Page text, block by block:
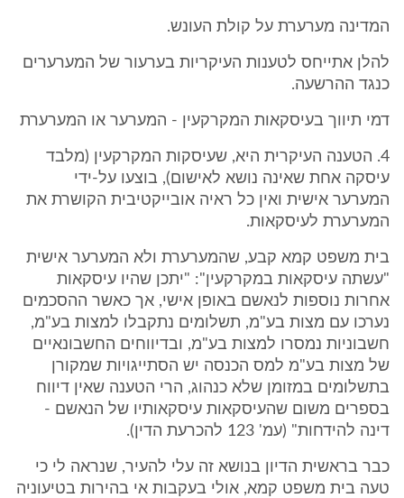
המדינה מערערת על קולת העונש.
להלן אתייחס לטענות העיקריות בערעור של המערערים
כנגד ההרשעה.
דמי תיווך בעיסקאות המקרקעין - המערער או המערערת
4. הטענה העיקרית היא, שעיסקות המקרקעין (מלבד
עיסקה אחת שאינה נושא לאישום), בוצעו על-ידי
המערער אישית ואין כל ראיה אובייקטיבית הקושרת את
המערערת לעיסקאות.
בית משפט קמא קבע, שהמערערת ולא המערער אישית
"עשתה עיסקאות במקרקעין": "יתכן שהיו עיסקאות
אחרות נוספות לנאשם באופן אישי, אך כאשר ההסכמים
נערכו עם מצות בע"מ, תשלומים נתקבלו למצות בע"מ,
חשבוניות נמסרו למצות בע"מ, ובדיווחים החשבונאיים
של מצות בע"מ למס הכנסה יש הסתייגויות שמקורן
בתשלומים במזומן שלא כנהוג, הרי הטענה שאין דיווח
בספרים משום שהעיסקאות עיסקאותיו של הנאשם -
דינה להידחות" (עמ' 123 להכרעת הדין).
כבר בראשית הדיון בנושא זה עלי להעיר, שנראה לי כי
טעה בית משפט קמא, אולי בעקבות אי בהירות בטיעוניה